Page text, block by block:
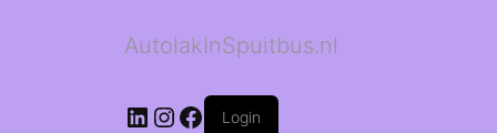
AutolakInSpuitbus.nl
LinkedIn
Instagram
Facebook
Login